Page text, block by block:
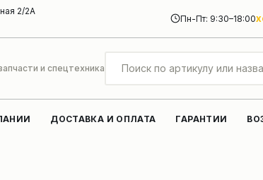
2/2А
Пн-Пт: 9:30–18:00
и спецтехника
ДОСТАВКА И ОПЛАТА ГАРАНТИИ